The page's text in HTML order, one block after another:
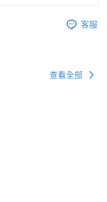
客服
查看全部